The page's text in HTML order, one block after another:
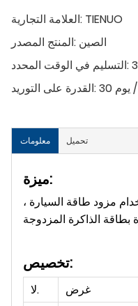
العلامة التجارية: TIENUO
المنتج المصدر: الصين
التسليم في الوقت المحدد:
القدرة على التوريد:
/ يوم
معلومات تحميل
ميزة:
مزود طاقة السيارة ،
تخصيص:
لا. غرض